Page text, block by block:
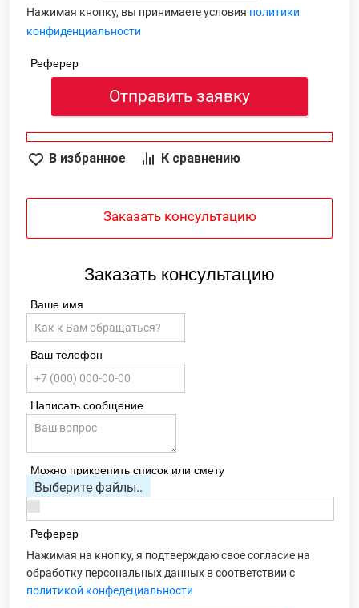
Нажимая кнопку, вы принимаете условия политики
конфиденциальности
Реферер
Отправить заявку
В избранное К сравнению
Заказать консультацию
Заказать консультацию
Ваше имя
Ваш телефон
Написать сообщение
Можно прикрепить список или смету
Выберите файлы..
Реферер
Нажимая на кнопку, я подтверждаю свое согласие на
обработку персональных данных в соответствии с
политикой конфедециальности